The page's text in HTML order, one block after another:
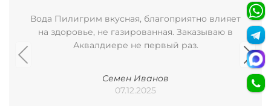
Вода Пилигрим вкусная, благоприятно влияет
на здоровье, не газированная. Заказываю в
Аквалдиере не первый раз.
Семен Иванов
07.12.2025